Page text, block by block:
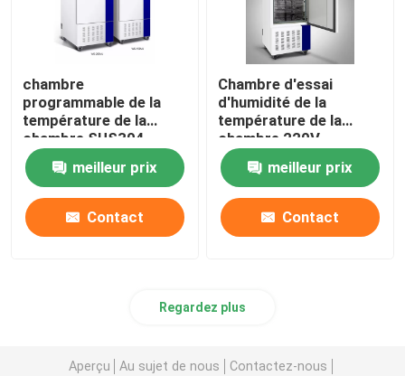
chambre
programmable de la
température de la
chambre SUS304
d'humidité de la
température 65C
meilleur prix
Contact
Chambre d'essai
d'humidité de la
température de la
chambre 220V
d'humidité de la
température d'OEM
meilleur prix
Contact
Regardez plus
Aperçu Au sujet de nous Contactez-nous